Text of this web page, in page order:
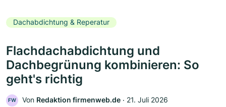
Dachabdichtung & Reperatur
Flachdachabdichtung und
Dachbegrünung kombinieren: So
geht's richtig
FW Von Redaktion firmenweb.de ‧ 21. Juli 2026